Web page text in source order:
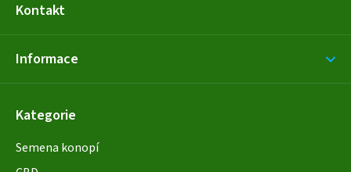
Kontakt
Informace
Kategorie
Semena konopí